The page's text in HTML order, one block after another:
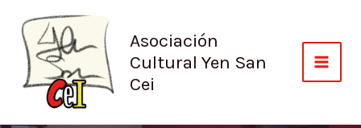
contenido
Asociación
Cultural Yen San
Cei